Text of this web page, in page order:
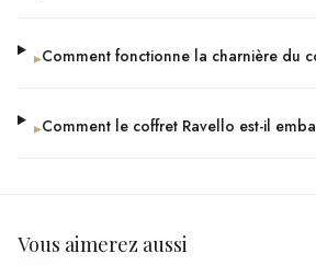
▸Comment fonctionne la charnière du
▸Comment le coffret Ravello est-il
Vous aimerez aussi